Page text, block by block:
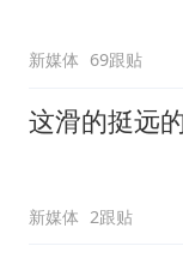
新媒体 69跟贴
这滑的挺远
新媒体 2跟贴